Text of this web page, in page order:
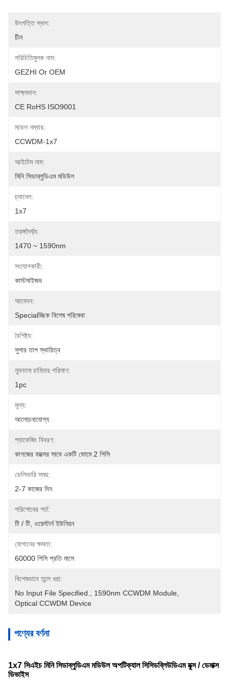
উৎপত্তি স্থল:
চীন
পরিচিতিমুলক নাম:
GEZHI Or OEM
সাক্ষ্যদান:
CE RoHS ISO9001
মডেল নম্বার:
CCWDM-1x7
আইটেম নাম:
মিনি সিডাব্লুডিএম মডিউল
চ্যানেল:
1x7
তরঙ্গদৈর্ঘ্য:
1470 ~ 1590nm
সংযোগকারী:
কাস্টমাইজড
আবেদন:
Specialচ্ছিক বিশেষ পরিষেবা
বৈশিষ্ট্য:
সুপার তাপ স্থায়িত্ব
ন্যূনতম চাহিদার পরিমাণ:
1pc
মূল্য:
আলোচনাযোগ্য
প্যাকেজিং বিবরণ:
কাগজের বাক্সের সাথে একটি ফোমে 2 পিসি
ডেলিভারি সময়:
2-7 কাজের দিন
পরিশোধের শর্ত:
টি / টি, ওয়েস্টার্ন ইউনিয়ন
যোগানের ক্ষমতা:
60000 পিসি প্রতি মাসে
বিশেষভাবে তুলে ধরা:
No Input File Specified.
1590nm CCWDM Module
Optical CCWDM Device
পণ্যের বর্ণনা
1x7 সিএইচ মিনি সিডাব্লুডিএম মডিউল অপটিক্যাল সিসিডব্লিউডিএম মুক্স / ডেমাক্স
ডিভাইস